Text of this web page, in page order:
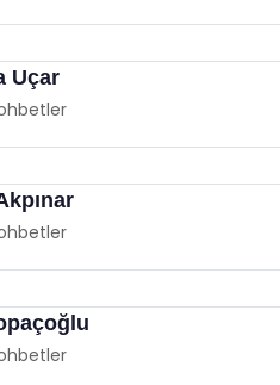
Uçar